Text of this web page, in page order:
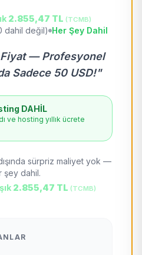
2.855,47 TL (TCMB)
dahil değil) Her Şey Dahil
Fiyat — Profesyonel
Sadece 50 USD!"
DAHİL
ve hosting yıllık ücrete
sürpriz maliyet yok —
şey dahil.
2.855,47 TL (TCMB)